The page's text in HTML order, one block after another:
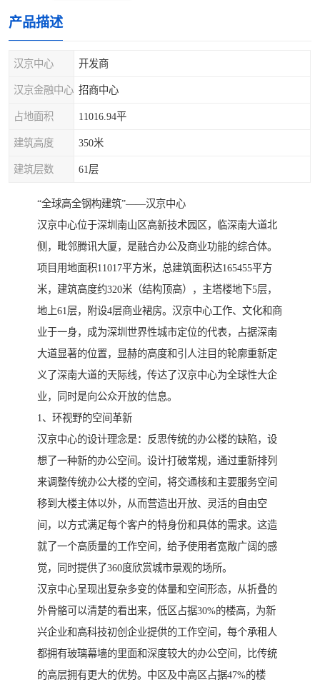
产品描述
汉京中心 开发商
汉京金融中心 招商中心
占地面积 11016.94平
建筑高度 350米
建筑层数 61层
“全球高全钢构建筑”——汉京中心
汉京中心位于深圳南山区高新技术园区，临深南大道北
侧，毗邻腾讯大厦，是融合办公及商业功能的综合体。
项目用地面积11017平方米，总建筑面积达165455平方
米，建筑高度约320米（结构顶高），主塔楼地下5层，
地上61层，附设4层商业裙房。汉京中心工作、文化和商
业于一身，成为深圳世界性城市定位的代表，占据深南
大道显著的位置，显赫的高度和引人注目的轮廓重新定
义了深南大道的天际线，传达了汉京中心为全球性大企
业，同时是向公众开放的信息。
1、环视野的空间革新
汉京中心的设计理念是：反思传统的办公楼的缺陷，设
想了一种新的办公空间。设计打破常规，通过重新排列
来调整传统办公大楼的空间，将交通核和主要服务空间
移到大楼主体以外，从而营造出开放、灵活的自由空
间，以方式满足每个客户的特身份和具体的需求。这造
就了一个高质量的工作空间，给予使用者宽敞广阔的感
觉，同时提供了360度欣赏城市景观的场所。
汉京中心呈现出复杂多变的体量和空间形态，从折叠的
外骨骼可以清楚的看出来，低区占据30%的楼高，为新
兴企业和高科技初创企业提供的工作空间，每个承租人
都拥有玻璃幕墙的里面和深度较大的办公空间，比传统
的高层拥有更大的优势。中区及中高区占据47%的楼
龙岗区
光明区
龙华观澜